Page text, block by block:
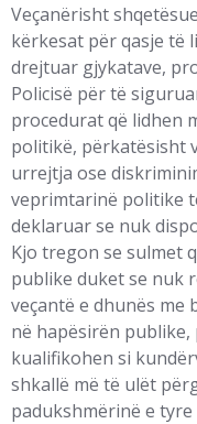
Veçanërisht
kërkesat për qasje të
drejtuar gjykatave,
Policisë për të
procedurat që lidhen
politikë, përkatësisht
urrejtja ose
veprimtarinë politike
deklaruar se nuk
Kjo tregon se sulmet
publike duket se nuk
veçantë e dhunës me
në hapësirën
kualifikohen si
shkallë më të ulët
padukshmërinë e